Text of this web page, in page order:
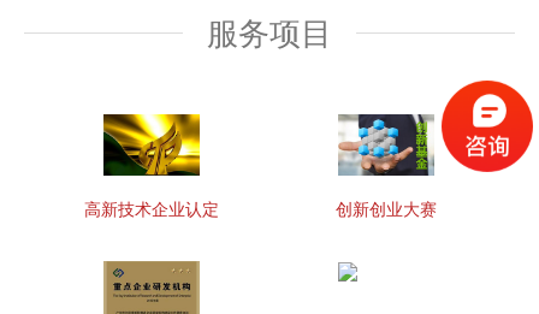
服务项目
高新技术企业认定 创新创业大赛